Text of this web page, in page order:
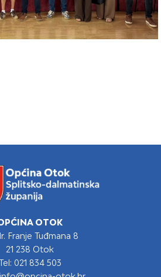
OTOK
Franje Tuđmana 8
21 238 Otok
021 834 503